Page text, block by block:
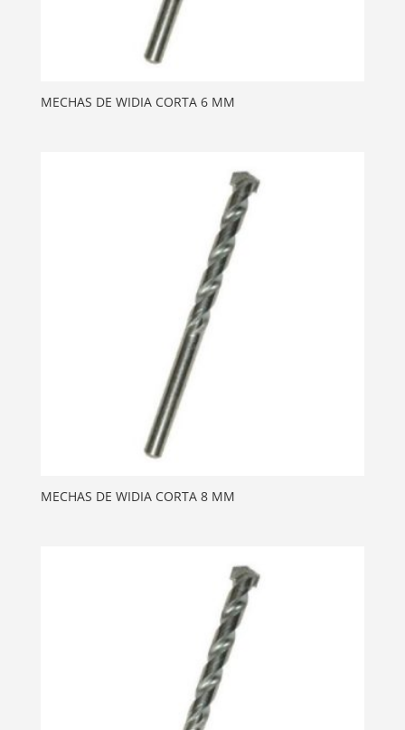
MECHAS DE WIDIA CORTA 6 MM
MECHAS DE WIDIA CORTA 8 MM